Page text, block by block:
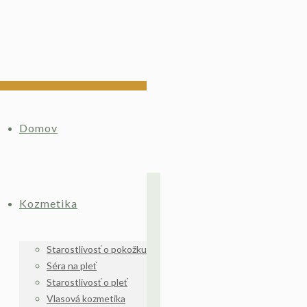
Domov
Kozmetika
Starostlivosť o pokožku
Séra na pleť
Starostlivosť o pleť
Vlasová kozmetika